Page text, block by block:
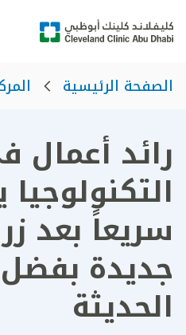
الصفحة الرئيسية
رائد أعمال
سريعاً بعد
جديدة بفضل
الحديثة